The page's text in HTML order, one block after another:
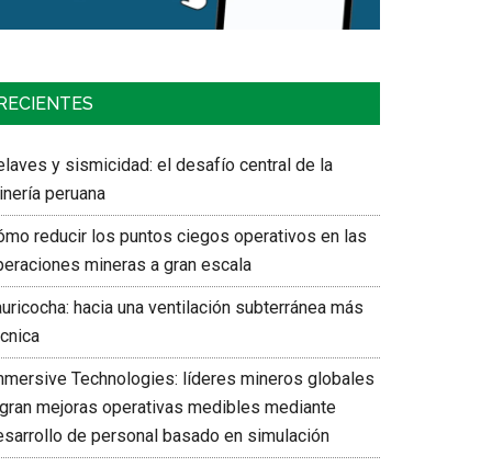
RECIENTES
y sismicidad: el desafío central de la
peruana
reducir los puntos ciegos operativos en las
mineras a gran escala
hacia una ventilación subterránea más
Technologies: líderes mineros globales
mejoras operativas medibles mediante
de personal basado en simulación